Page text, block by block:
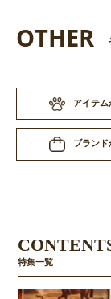
OTHER
アイテム
ブランド
特集一覧